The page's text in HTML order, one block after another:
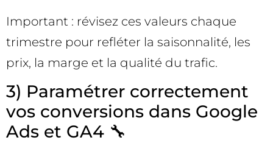
Important : révisez ces valeurs chaque
trimestre pour refléter la saisonnalité, les
prix, la marge et la qualité du trafic.
3) Paramétrer correctement
vos conversions dans Google
Ads et GA4 🔧